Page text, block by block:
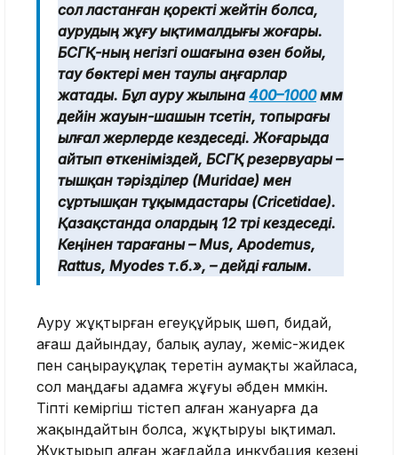
сол ластанған қоректі жейтін болса,
аурудың жұғу ықтималдығы жоғары.
БСГҚ-ның негізгі ошағына өзен бойы,
тау бөктері мен таулы аңғарлар
жатады. Бұл ауру жылына 400–1000мм
дейін жауын-шашын түсетін, топырағы
ылғал жерлерде кездеседі. Жоғарыда
айтып өткеніміздей, БСГҚ резервуары –
тышқан тәрізділер (Muridae) мен
сұртышқан тұқымдастары (Cricetidae).
Қазақстанда олардың 12 түрі кездеседі.
Кеңінен тарағаны – Mus, Apodemus,
Rattus, Myodes т.б.», – дейді ғалым.
Ауру жұқтырған егеуқұйрық шөп, бидай,
ағаш дайындау, балық аулау, жеміс-жидек
пен саңырауқұлақ теретін аумақты жайласа,
сол маңдағы адамға жұғуы әбден мүмкін.
Тіпті кеміргіш тістеп алған жануарға да
жақындайтын болса, жұқтыруы ықтимал.
Жұқтырып алған жағдайда инкубация кезеңі